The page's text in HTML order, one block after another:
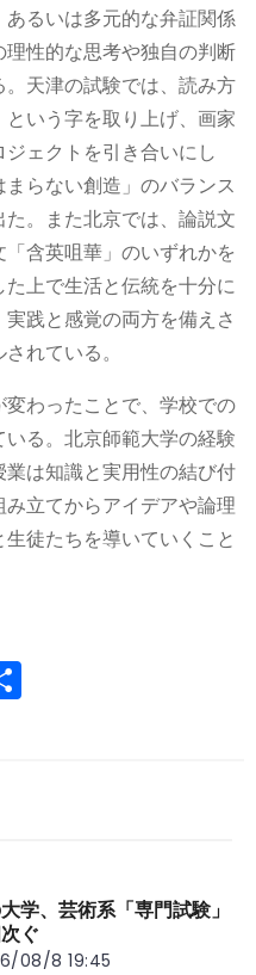
るいは多元的な弁証関係
性的な思考や独自の判断
天津の試験では、読み方
いう字を取り上げ、画家
ェクトを引き合いにし
らない創造」のバランス
。また北京では、論説文
「含英咀華」のいずれかを
上で生活と伝統を十分に
践と感覚の両方を備えさ
れている。
わったことで、学校での
る。北京師範大学の経験
は知識と実用性の結び付
立てからアイデアや論理
徒たちを導いていくこと
学、芸術系「専門試験」
ぐ
08/8 19:45